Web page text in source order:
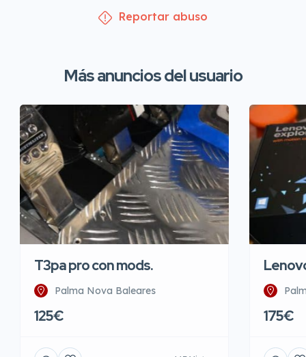
Reportar abuso
Más anuncios del usuario
T3pa pro con mods.
Palma Nova Baleares
125€ 175€